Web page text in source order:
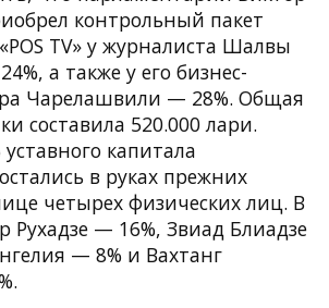
контрольный пакет
TV» у журналиста Шалвы
а также у его бизнес-
Чарелашвили — 28%. Общая
составила 520.000 лари.
капитала
в руках прежних
четырех физических лиц. В
Рухадзе — 16%, Звиад Блиадзе
— 8% и Вахтанг